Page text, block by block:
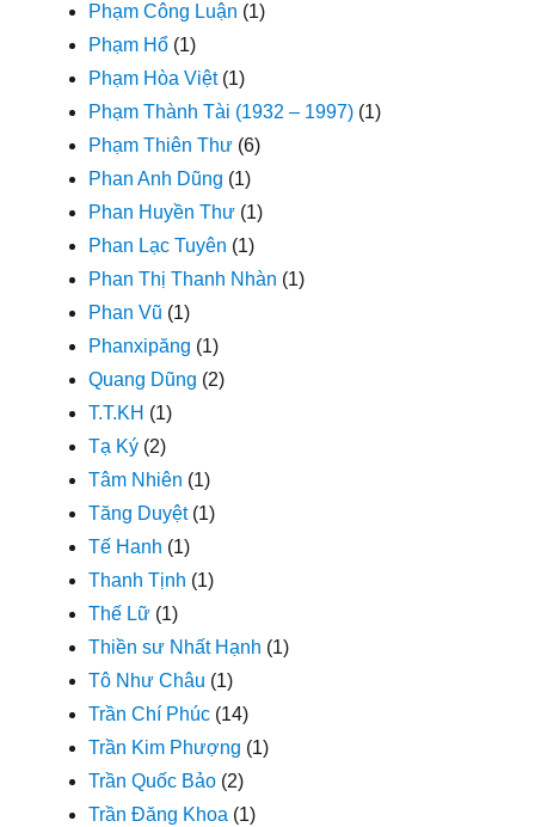
Phạm Công Luận (1)
Phạm Hổ (1)
Phạm Hòa Việt(1)
Phạm Thành Tài (1932 – 1997) (1)
Phạm Thiên Thư (6)
Phan Anh Dũng (1)
Phan Huyền Thư (1)
Phan Lạc Tuyên (1)
Phan Thị Thanh Nhàn (1)
Phan Vũ (1)
Phanxipăng (1)
Quang Dũng (2)
T.T.KH (1)
Tạ Ký (2)
Tâm Nhiên (1)
Tăng Duyệt(1)
Tế Hanh (1)
Thanh Tịnh (1)
Thế Lữ (1)
Thiền sư Nhất Hạnh (1)
Tô Như Châu (1)
Trần Chí Phúc (14)
Trần Kim Phượng (1)
Trần Quốc Bảo (2)
Trần Đăng Khoa (1)